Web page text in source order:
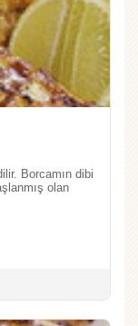
Borcamın dibi
olan